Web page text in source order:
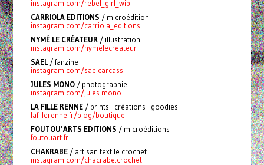
instagram.com/rebel_girl_wip
CARRIOLA EDITIONS / microédition
instagram.com/carriola_editions
NYMÉ LE CRÉATEUR/ illustration
instagram.com/nymelecreateur
SAEL/ fanzine
instagram.com/saelcarcass
JULES MONO/ photographie
instagram.com/jules.mono
LA FILLE RENNE/ prints · créations · goodies
lafillerenne.fr/blog/boutique
FOUTOU’ARTS EDITIONS / microéditions
foutouart.fr
CHAKRABE/ artisan textile crochet
instagram.com/chacrabe.crochet